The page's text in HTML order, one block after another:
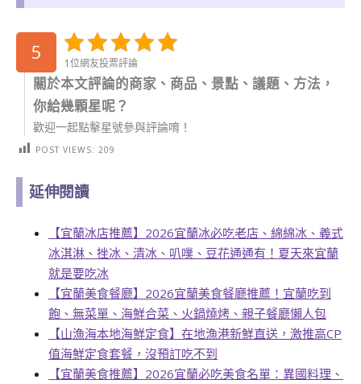
5 1位網友投票評論
關於本文評論的商家、商品、景點、議題、方法，
你給幾顆星呢？
歡迎一起點擊星號參與評論唷！
POST VIEWS: 209
延伸閱讀
【宜蘭冰店推薦】2026宜蘭冰必吃老店、綿綿冰、義式
冰淇淋、挫冰、清冰、叭噗、豆花通通有！夏天來宜蘭
就是要吃冰
【宜蘭美食餐廳】2026宜蘭美食餐廳推薦！宜蘭吃到
飽、無菜單、海鮮合菜、火鍋燒烤、親子餐廳懶人包
【山漁海本地海鮮定食】在地漁港新鮮直送，激推高CP
值海鮮定食套餐，沒預訂吃不到
【宜蘭美食推薦】2026宜蘭必吃美食名單：異國料理、